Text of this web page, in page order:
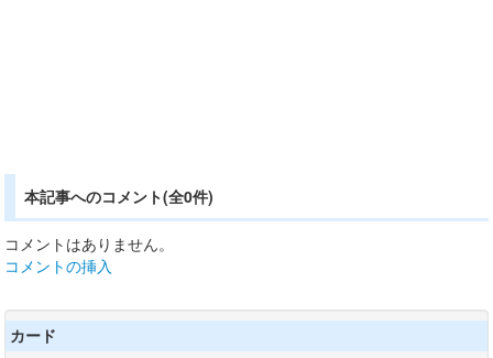
本記事へのコメント(全0件)
コメントはありません。
コメントの挿入
カード